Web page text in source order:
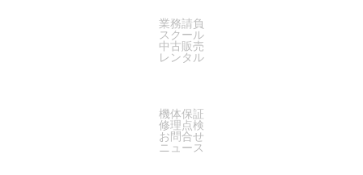
業務請負
スクール
中古販売
レンタル
機体保証
修理点検
お問合せ
ニュース